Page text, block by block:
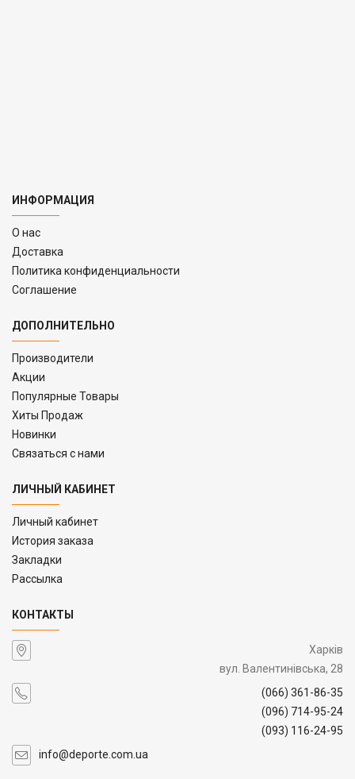
ИНФОРМАЦИЯ
O нас
Доставка
Политика конфиденциальности
Соглашение
ДОПОЛНИТЕЛЬНО
Производители
Акции
Популярные Товары
Хиты Продаж
Новинки
Связаться с нами
ЛИЧНЫЙ КАБИНЕТ
Личный кабинет
История заказа
Закладки
Рассылка
КОНТАКТЫ
Харків
вул. Валентинівська, 28
(066) 361-86-35
(096) 714-95-24
(093) 116-24-95
info@deporte.com.ua